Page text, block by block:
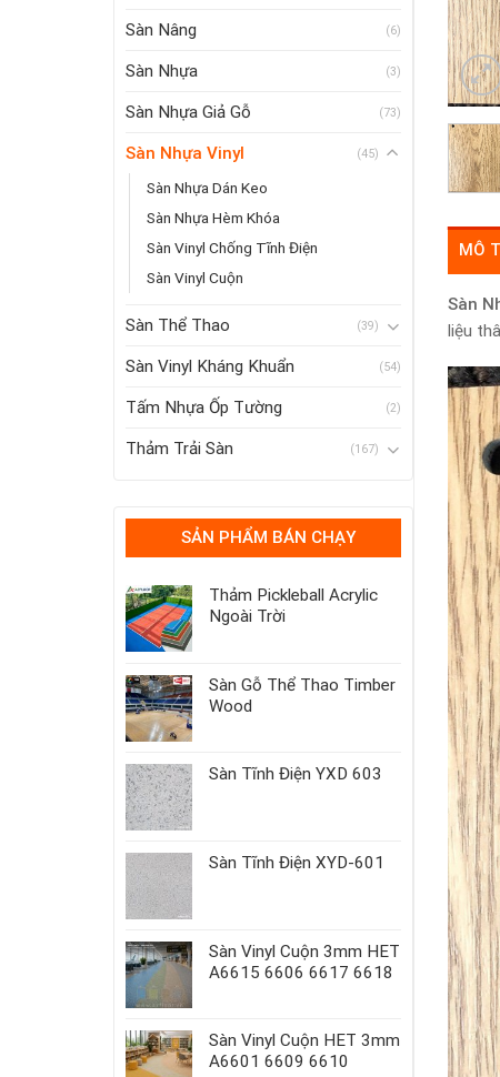
Sàn Nâng (6)
Sàn Nhựa (3)
Sàn Nhựa Giả Gỗ (73)
Sàn Nhựa Vinyl (45)
Sàn Nhựa Dán Keo
Sàn Nhựa Hèm Khóa
Sàn Vinyl Chống Tĩnh Điện
Sàn Vinyl Cuộn
Sàn Thể Thao (39)
Sàn Vinyl Kháng Khuẩn (54)
Tấm Nhựa Ốp Tường (2)
Thảm Trải Sàn (167)
SẢN PHẨM BÁN CHẠY
Thảm Pickleball Acrylic
Ngoài Trời
Sàn Gỗ Thể Thao Timber
Wood
Sàn Tĩnh Điện YXD 603
Sàn Tĩnh Điện XYD-601
Sàn Vinyl Cuộn 3mm HET
A6615 6606 6617 6618
Sàn Vinyl Cuộn HET 3mm
A6601 6609 6610
MÔ
Sàn
liệu